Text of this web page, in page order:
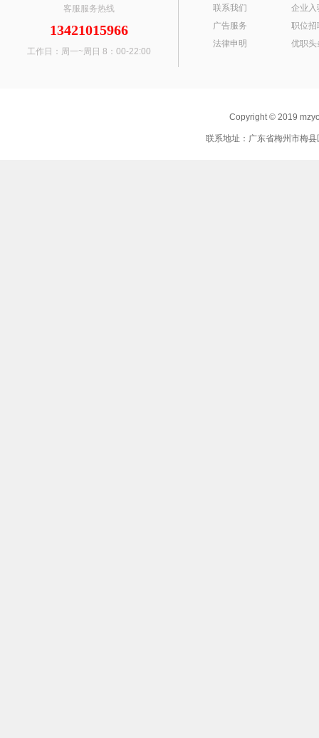
客服服务热线
13421015966
工作日：周一~周日 8：00-22:00
联系我们
广告服务
法律申明
企业入
职位招
优职头
Copyright © 2019
联系地址：广东省梅州市梅